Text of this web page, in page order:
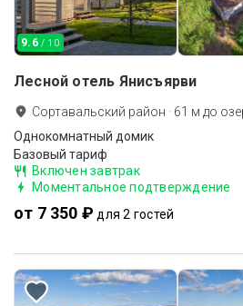
9.6 / 10
Лесной отель Янисъярви
Сортавальский район · 61 м до
Однокомнатный домик
Базовый тариф
Включен завтрак
Моментальное подтверждение
от 7 350 ₽ для 2 гостей